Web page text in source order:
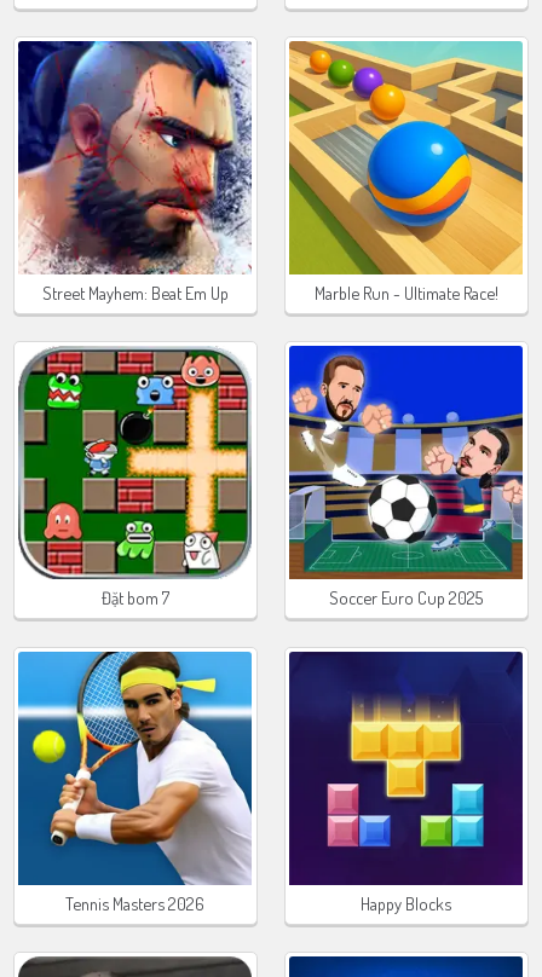
Street Mayhem: Beat Em Up Marble Run - Ultimate Race!
Đặt bom 7 Soccer Euro Cup 2025
Tennis Masters 2026 Happy Blocks